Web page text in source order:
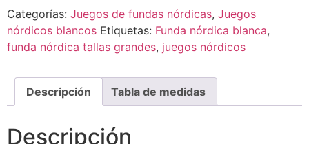
Categorías: Juegos de fundas nórdicas, Juegos
nórdicos blancos Etiquetas: Funda nórdica blanca,
funda nórdica tallas grandes, juegos nórdicos
Descripción Tabla de medidas
Descripción